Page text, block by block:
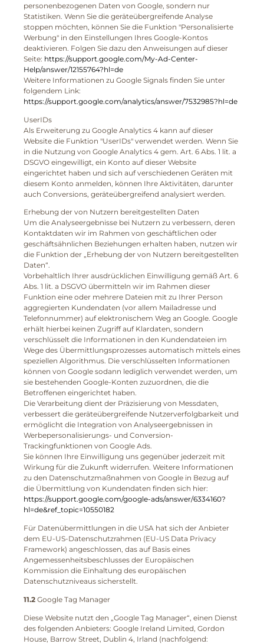
personenbezogenen Daten von Google, sondern nur
Statistiken. Wenn Sie die geräteübergreifende Analyse
stoppen möchten, können Sie die Funktion "Personalisierte
Werbung" in den Einstellungen Ihres Google-Kontos
deaktivieren. Folgen Sie dazu den Anweisungen auf dieser
Seite: https://support.google.com/My-Ad-Center-
Help/answer/12155764?hl=de
Weitere Informationen zu Google Signals finden Sie unter
folgendem Link:
https://support.google.com/analytics/answer/7532985?hl=de
UserIDs
Als Erweiterung zu Google Analytics 4 kann auf dieser
Website die Funktion "UserIDs" verwendet werden. Wenn Sie
in die Nutzung von Google Analytics 4 gem. Art. 6 Abs. 1 lit. a
DSGVO eingewilligt, ein Konto auf dieser Website
eingerichtet haben und sich auf verschiedenen Geräten mit
diesem Konto anmelden, können Ihre Aktivitäten, darunter
auch Conversions, geräteübergreifend analysiert werden.
Erhebung der von Nutzern bereitgestellten Daten
Um die Analyseergebnisse bei Nutzern zu verbessern, deren
Kontaktdaten wir im Rahmen von geschäftlichen oder
geschäftsähnlichen Beziehungen erhalten haben, nutzen wir
die Funktion der „Erhebung der von Nutzern bereitgestellten
Daten“.
Vorbehaltlich Ihrer ausdrücklichen Einwilligung gemäß Art. 6
Abs. 1 lit. a DSGVO übermitteln wir im Rahmen dieser
Funktion eine oder mehrere Dateien mit zu Ihrer Person
aggregierten Kundendaten (vor allem Mailadresse und
Telefonnummer) auf elektronischem Weg an Google. Google
erhält hierbei keinen Zugriff auf Klardaten, sondern
verschlüsselt die Informationen in den Kundendateien im
Wege des Übermittlungsprozesses automatisch mittels eines
speziellen Algorithmus. Die verschlüsselten Informationen
können von Google sodann lediglich verwendet werden, um
sie bestehenden Google-Konten zuzuordnen, die die
Betroffenen eingerichtet haben.
Die Verarbeitung dient der Präzisierung von Messdaten,
verbessert die geräteübergreifende Nutzerverfolgbarkeit und
ermöglicht die Integration von Analyseergebnissen in
Werbepersonalisierungs- und Conversion-
Trackingfunktionen von Google Ads.
Sie können Ihre Einwilligung uns gegenüber jederzeit mit
Wirkung für die Zukunft widerrufen. Weitere Informationen
zu den Datenschutzmaßnahmen von Google in Bezug auf
die Übermittlung von Kundendaten finden sich hier:
https://support.google.com/google-ads/answer/6334160?
hl=de&ref_topic=10550182
Für Datenübermittlungen in die USA hat sich der Anbieter
dem EU-US-Datenschutzrahmen (EU-US Data Privacy
Framework) angeschlossen, das auf Basis eines
Angemessenheitsbeschlusses der Europäischen
Kommission die Einhaltung des europäischen
Datenschutzniveaus sicherstellt.
11.2 Google Tag Manager
Diese Website nutzt den „Google Tag Manager“, einen Dienst
des folgenden Anbieters: Google Ireland Limited, Gordon
House, Barrow Street, Dublin 4, Irland (nachfolgend: